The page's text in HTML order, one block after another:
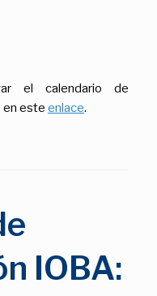
el calendario de
este enlace.
IOBA: